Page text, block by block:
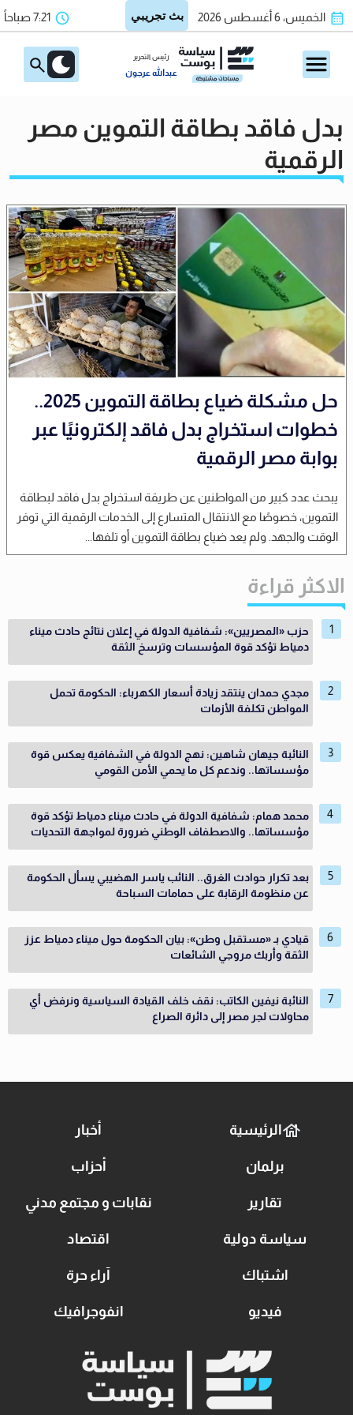
الخميس، 6 أغسطس 2026 7:21 صباحاً
رئيس التحرير
عبدالله عرجون
بدل فاقد بطاقة التموين مصر
الرقمية
حل مشكلة ضياع بطاقة التموين 2025..
خطوات استخراج بدل فاقد إلكترونيًا عبر
بوابة مصر الرقمية
يبحث عدد كبير من المواطنين عن طريقة استخراج بدل فاقد لبطاقة
التموين، خصوصًا مع الانتقال المتسارع إلى الخدمات الرقمية التي توفر
الوقت والجهد. ولم يعد ضياع بطاقة التموين أو تلفها...
الاكثر قراءة
حزب «المصريين»: شفافية الدولة في إعلان نتائج حادث ميناء
دمياط تؤكد قوة المؤسسات وترسخ الثقة
مجدي حمدان ينتقد زيادة أسعار الكهرباء: الحكومة تحمل
المواطن تكلفة الأزمات
النائبة جيهان شاهين: نهج الدولة في الشفافية يعكس قوة
مؤسساتها.. وندعم كل ما يحمي الأمن القومي
محمد همام: شفافية الدولة في حادث ميناء دمياط تؤكد قوة
مؤسساتها.. والاصطفاف الوطني ضرورة لمواجهة التحديات
بعد تكرار حوادث الغرق.. النائب ياسر الهضيبي يسأل الحكومة
عن منظومة الرقابة على حمامات السباحة
قيادي بـ «مستقبل وطن»: بيان الحكومة حول ميناء دمياط عزز
الثقة وأربك مروجي الشائعات
النائبة نيفين الكاتب: نقف خلف القيادة السياسية ونرفض أي
محاولات لجر مصر إلى دائرة الصراع
الرئيسية أخبار
برلمان أحزاب
تقارير نقابات و مجتمع مدني
سياسة دولية اقتصاد
اشتباك آراء حرة
فيديو انفوجرافيك